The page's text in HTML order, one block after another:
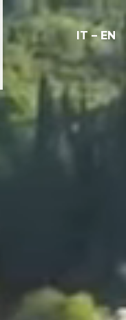
IT– EN